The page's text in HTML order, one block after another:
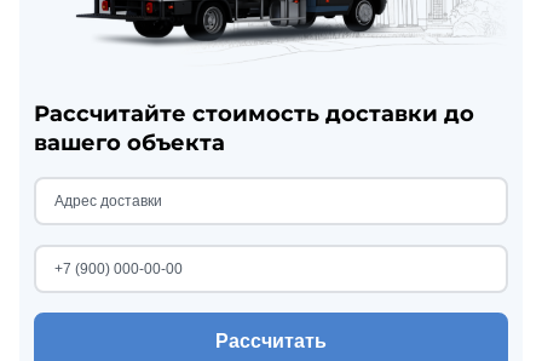
Рассчитайте стоимость доставки до
вашего объекта
Рассчитать